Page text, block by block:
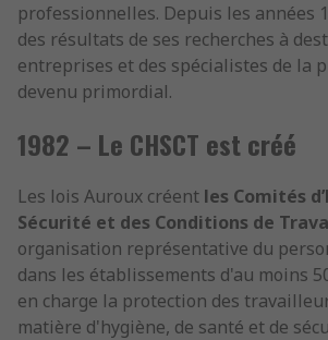
professionnelles. Depuis les années
des résultats de ses recherches à
entreprises et des spécialistes de la
devenu primordial.
1982 – Le CHSCT est créé
Les lois Auroux créent les Comités
Sécurité et des Conditions de
organisation représentative du
dans les établissements d'au moins
en charge la protection des
matière d'hygiène, de santé et de